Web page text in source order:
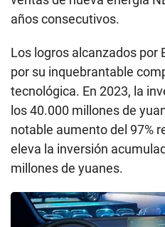
años consecutivos.
Los logros alcanzados por
por su inquebrantable
tecnológica. En 2023, la
los 40.000 millones de
notable aumento del 97%
eleva la inversión
millones de yuanes.